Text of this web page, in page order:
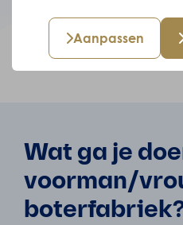
Aanpassen
Bekijk jouw voordelen
Wat ga je
voorman/